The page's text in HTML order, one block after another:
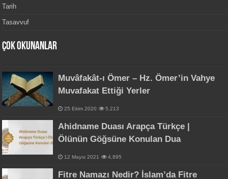
Tarih
Tasavvuf
Çok Okunanlar
Muvâfakât-ı Ömer – Hz. Ömer’in Vahye
Muvafakat Ettiği Yerler
25 Ekim 2020 5,213
Ahidname Duası Arapça Türkçe |
Ölünün Göğsüne Konulan Dua
12 Mayıs 2021 4,895
Fitre Namazı Nedir? İslam’da Fitre